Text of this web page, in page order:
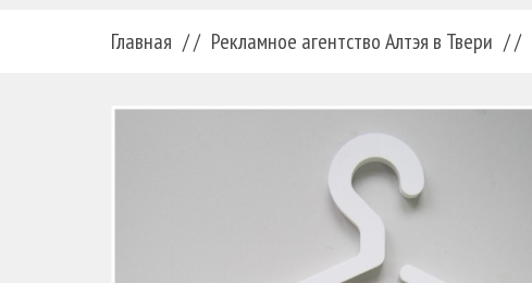
Главная / / Рекламное агентство Алтэя в Твери / /